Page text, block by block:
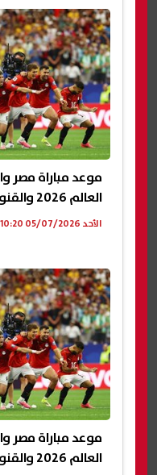
العالم 2026 والقنوات الناقلة
الأحد 05/07/2026 10:20 ص
العالم 2026 والقنوات الناقلة